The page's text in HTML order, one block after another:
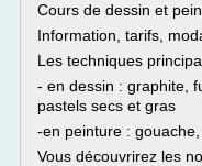
Cours de dessin et
Information, tarifs,
Les techniques
- en dessin : graphite,
pastels secs et gras
-en peinture :
Vous découvrirez les